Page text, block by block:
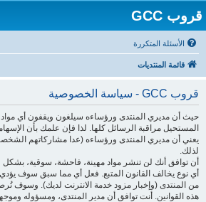
قروب GCC
الأسئلة المتكررة
قائمة المنتديات
قروب GCC - سياسة الخصوصية
حيث أن مديري المنتدى ورؤساءه سيلغون ويقفون أي
المستحيل مراقبة الرسائل كلها. لذا فإن علمك بأن
يعني أن مديري المنتدى ورؤساءه (عدا مشاركاتهم
لذلك.
أن توافق أنك لن تنشر مواد مهينة، فاحشة، سوقية،
أي نوع يخالف القانون المتبع. فعل أي مما سبق سوف
من المنتدى (وإخبار مزود خدمة الانترنت لديك). وسوف
هذه القوانين. أنت توافق أن مدير المنتدى، ومسؤوله